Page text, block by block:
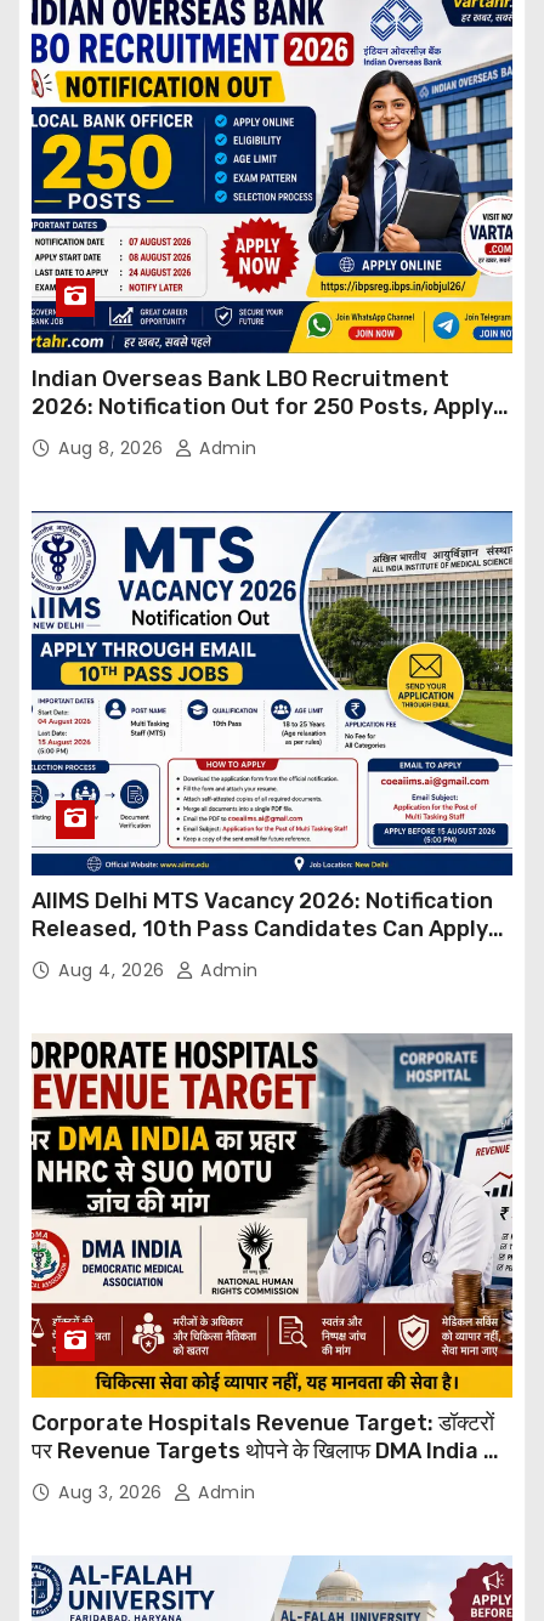
Indian Overseas Bank LBO Recruitment
2026: Notification Out for 250 Posts, Apply
OnlineAug 8, 2026 Admin
AIIMS Delhi MTS Vacancy 2026: Notification
Released, 10th Pass Candidates Can Apply
Through Email
Aug 4, 2026 Admin
Corporate Hospitals Revenue Target: डॉक्टरों
पर Revenue Targets थोपने के खिलाफ DMA India का
बड़ा कदम, NHRC से Suo Motu जांच की मांग
Aug 3, 2026 Admin